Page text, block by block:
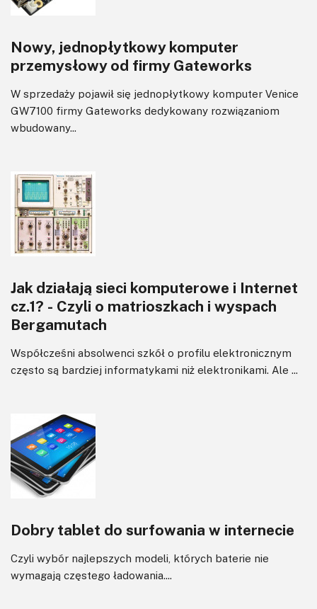
Nowy, jednopłytkowy komputer
przemysłowy od firmy Gateworks
W sprzedaży pojawił się jednopłytkowy komputer Venice
GW7100 firmy Gateworks dedykowany rozwiązaniom
wbudowany...
Jak działają sieci komputerowe i Internet
cz.1? - Czyli o matrioszkach i wyspach
Bergamutach
Współcześni absolwenci szkół o profilu elektronicznym
często są bardziej informatykami niż elektronikami. Ale ...
Dobry tablet do surfowania w internecie
Czyli wybór najlepszych modeli, których baterie nie
wymagają częstego ładowania....